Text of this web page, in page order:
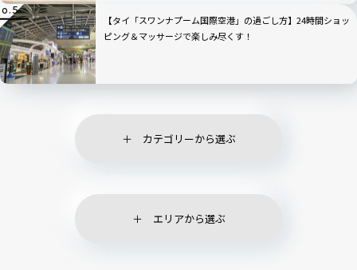
【タイ「スワンナプーム国際空港」の過ごし方】24時間ショッ
ピング＆マッサージで楽しみ尽くす！
カテゴリーから選ぶ
エリアから選ぶ